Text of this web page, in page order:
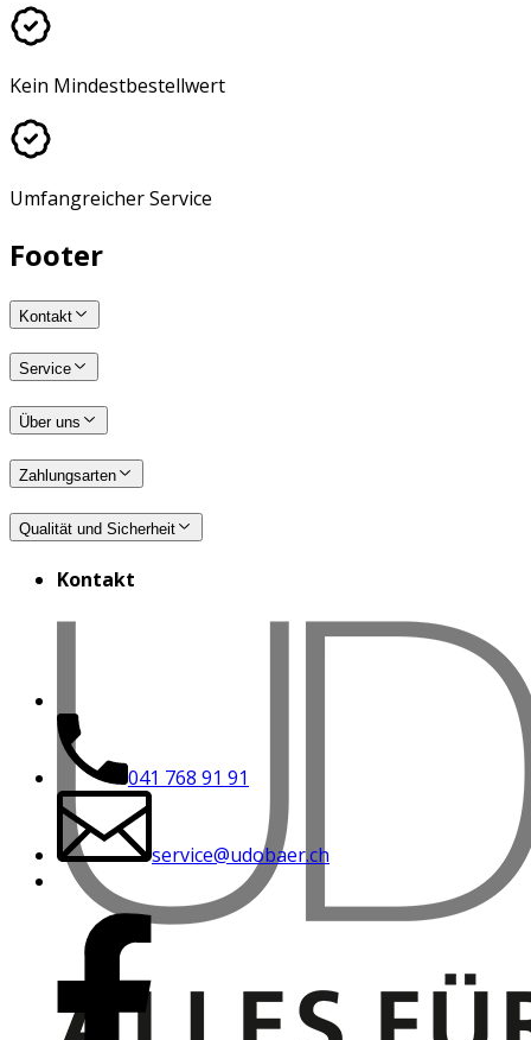
Kein Mindestbestellwert
Umfangreicher Service
Footer
Kontakt
Service
Über uns
Zahlungsarten
Qualität und Sicherheit
Kontakt
041 768 91 91
service@udobaer.ch